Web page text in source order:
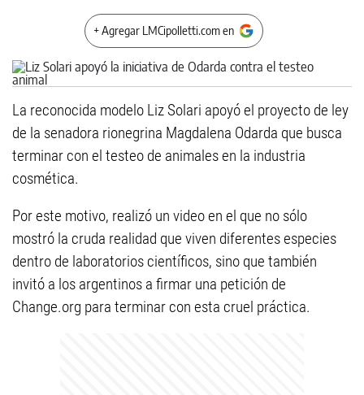
+ Agregar LMCipolletti.com en
La reconocida modelo Liz Solari apoyó el proyecto de ley
de la senadora rionegrina Magdalena Odarda que busca
terminar con el testeo de animales en la industria
cosmética.
Por este motivo, realizó un video en el que no sólo
mostró la cruda realidad que viven diferentes especies
dentro de laboratorios científicos, sino que también
invitó a los argentinos a firmar una petición de
Change.org para terminar con esta cruel práctica.